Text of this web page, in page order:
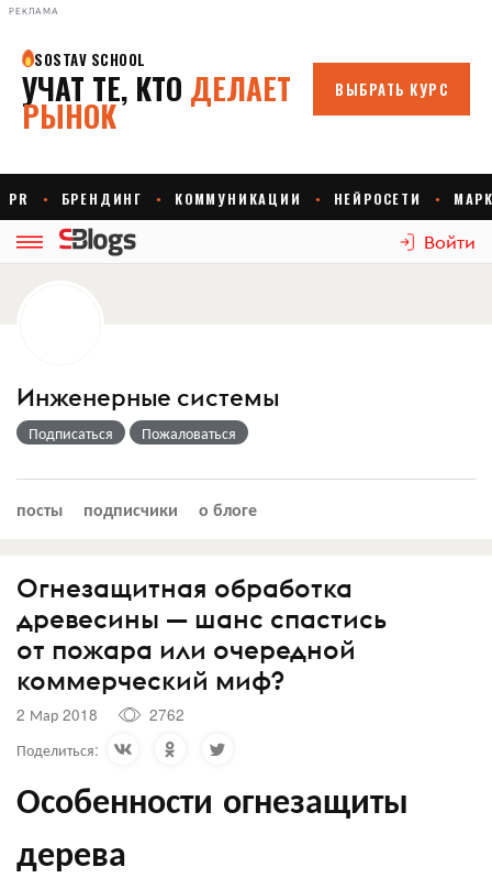
РЕКЛАМА
Войти
Инженерные системы
Подписаться Пожаловаться
посты подписчики о блоге
Огнезащитная обработка
древесины — шанс спастись
от пожара или очередной
коммерческий миф?
2 Мар 2018
2762
Поделиться:
Особенности огнезащиты
дерева